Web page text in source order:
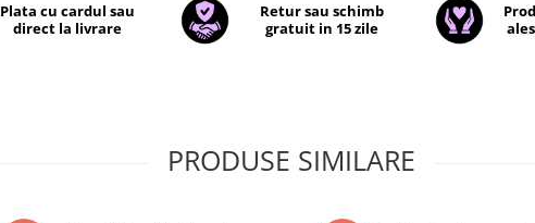
Plata cu cardul sau
direct la livrare
Retur sau schimb
gratuit in 15 zile
PRODUSE SIMILARE